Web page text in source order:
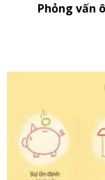
Phỏng vấn